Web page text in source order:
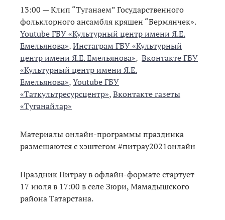
13:00 — Клип “Туганаем” Государственного
фольклорного ансамбля кряшен “Бермянчек».
Youtube ГБУ «Культурный центр имени Я.Е.
Емельянова»,Инстаграм ГБУ «Культурный
центр имени Я.Е. Емельянова», Вконтакте ГБУ
«Культурный центр имени Я.Е.
Емельянова»,Youtube ГБУ
«Таткультресурсцентр»,Вконтакте газеты
«Туганайлар»
Материалы онлайн-программы праздника
размещаются с хэштегом #питрау2021онлайн
Праздник Питрау в офлайн-формате стартует
17 июля в 17:00 в селе Зюри, Мамадышского
района Татарстана.